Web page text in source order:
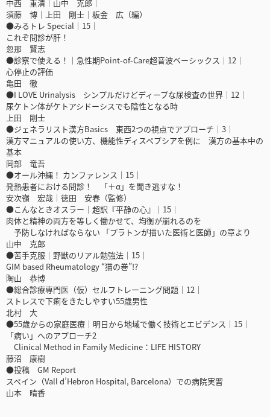
中西 重清｜山中 克郎｜
須藤 博｜上田 剛士｜板金 広（編）
●みるトレ Special｜15｜
これぞ問診が肝！
忽那 賢志
●診察で使える！｜急性期Point-of-Care超音波ベーシックス｜12｜
心停止の評価
亀田 徹
●I LOVE Urinalysis シンプルだけどディープな尿検査の世界｜12｜
尿ケトン体がケトアシドーシスでも陰性となる時
上田 剛士
●ジェネラリスト漢方Basics 東西2つの視点でアプローチ｜3｜
漢方マニュアルの使い方、機能性ディスペプシアを例に 漢方の基本中の
基本
岡部 竜吾
●オール沖縄！ カンファレンス｜15｜
発熱患者における問診！ 「＋α」を聞き逃すな！
安次嶺 宏哉｜徳田 安春（監修）
●こんなときオスラー｜超訳『平静の心』｜15｜
肉体と精神の両方を等しく働かせて、均衡が崩れるのを
予防しなければならない 「プラトンが描いた医術と医師」の章より
山中 克郎
●苦手克服｜野獣のリアル勉強法｜15｜
GIM based Rheumatology “猫の巻”!?
陶山 恭博
●総合診療専門医（仮）セルフトレーニング問題｜12｜
ストレスで下痢をきたしやすい55歳男性
北村 大
●55歳からの家庭医療｜明日から地域で働く技術とエビデンス｜15｜
「病い」へのアプローチ2
Clinical Method in Family Medicine：LIFE HISTORY
藤沼 康樹
●投稿 GM Report
スペイン（Vall d’Hebron Hospital, Barcelona）での病院実習
山本 晴香